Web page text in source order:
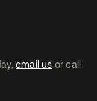
email us or call